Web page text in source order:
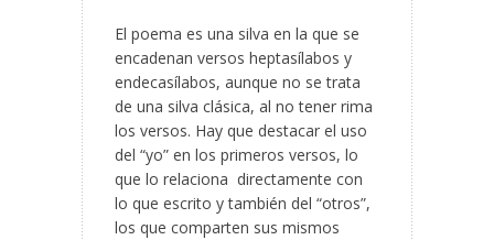
El poema es una silva en la que se
encadenan versos heptasílabos y
endecasílabos, aunque no se trata
de una silva clásica, al no tener rima
los versos. Hay que destacar el uso
del “yo” en los primeros versos, lo
que lo relaciona directamente con
lo que escrito y también del “otros”,
los que comparten sus mismos